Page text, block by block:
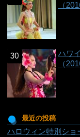
（
ハワ
（
最近の投稿
ハロウィン特別ショ